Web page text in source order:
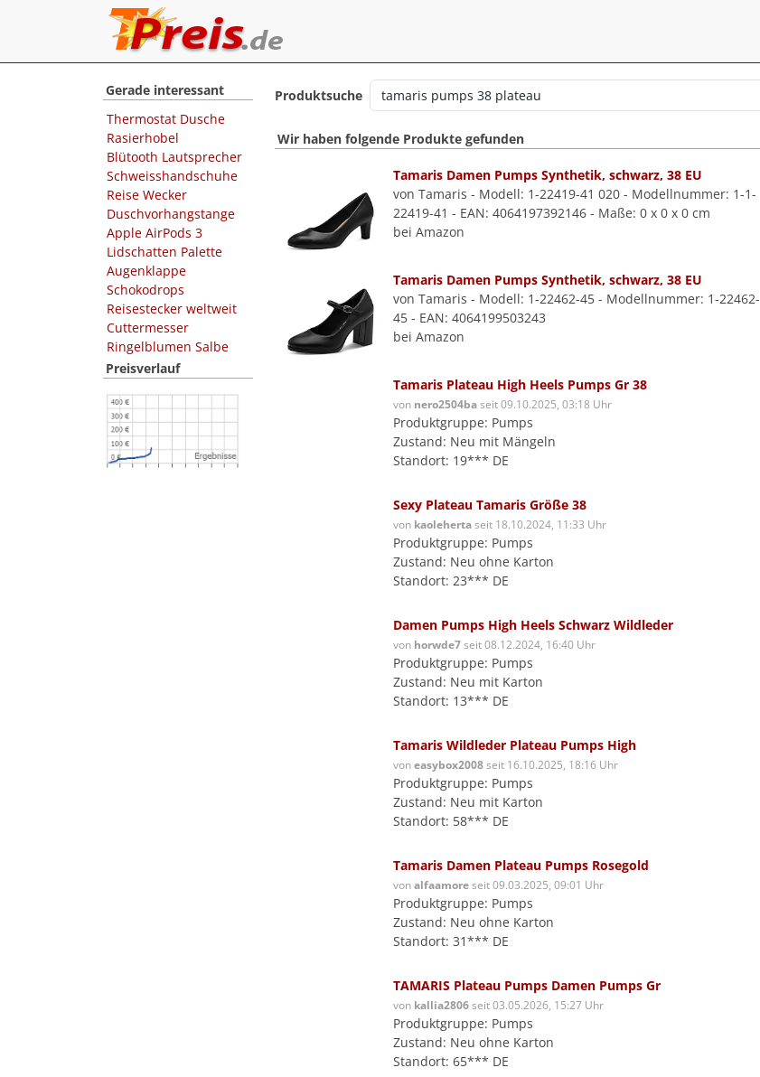
Gerade interessant
Thermostat Dusche
Rasierhobel
Blütooth Lautsprecher
Schweisshandschuhe
Reise Wecker
Duschvorhangstange
Apple AirPods 3
Lidschatten Palette
Augenklappe
Schokodrops
Reisestecker weltweit
Cuttermesser
Ringelblumen Salbe
Preisverlauf
Produktsuche
Wir haben folgende Produkte gefunden
Tamaris Damen Pumps Synthetik, schwarz, 38 EU
von Tamaris - Modell: 1-22419-41 020 - Modellnummer: 1-1-
22419-41 - EAN: 4064197392146 - Maße: 0 x 0 x 0 cm
bei Amazon
Tamaris Damen Pumps Synthetik, schwarz, 38 EU
von Tamaris - Modell: 1-22462-45 - Modellnummer: 1-22462-
45 - EAN: 4064199503243
bei Amazon
Tamaris Plateau High Heels Pumps Gr 38
von nero2504baseit 09.10.2025, 03:18 Uhr
Produktgruppe: Pumps
Zustand: Neu mit Mängeln
Standort: 19*** DE
Sexy Plateau Tamaris Größe 38
von kaolehertaseit 18.10.2024, 11:33 Uhr
Produktgruppe: Pumps
Zustand: Neu ohne Karton
Standort: 23*** DE
Damen Pumps High Heels Schwarz Wildleder
von horwde7seit 08.12.2024, 16:40 Uhr
Produktgruppe: Pumps
Zustand: Neu mit Karton
Standort: 13*** DE
Tamaris Wildleder Plateau Pumps High
voneasybox2008seit 16.10.2025, 18:16 Uhr
Produktgruppe: Pumps
Zustand: Neu mit Karton
Standort: 58*** DE
Tamaris Damen Plateau Pumps Rosegold
vonalfaamoreseit 09.03.2025, 09:01 Uhr
Produktgruppe: Pumps
Zustand: Neu ohne Karton
Standort: 31*** DE
TAMARIS Plateau Pumps Damen Pumps Gr
von kallia2806seit 03.05.2026, 15:27 Uhr
Produktgruppe: Pumps
Zustand: Neu ohne Karton
Standort: 65*** DE